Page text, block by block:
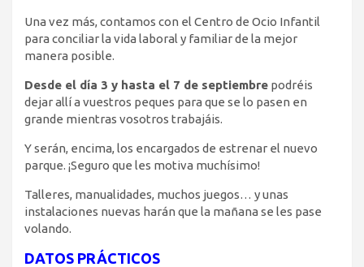
Una vez más, contamos con el Centro de Ocio Infantil
para conciliar la vida laboral y familiar de la mejor
manera posible.
Desde el día 3 y hasta el 7 de septiembre podréis
dejar allí a vuestros peques para que se lo pasen en
grande mientras vosotros trabajáis.
Y serán, encima, los encargados de estrenar el nuevo
parque. ¡Seguro que les motiva muchísimo!
Talleres, manualidades, muchos juegos… y unas
instalaciones nuevas harán que la mañana se les pase
volando.
DATOS PRÁCTICOS